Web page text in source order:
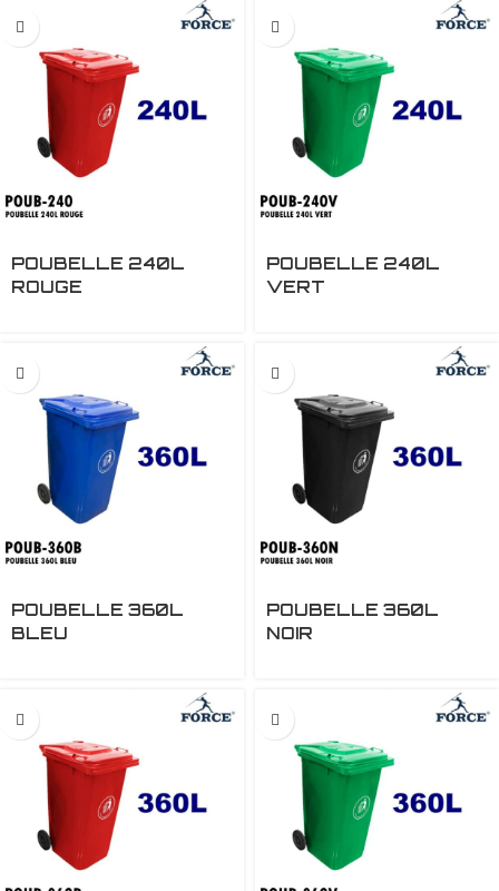
POUBELLE 240L
ROUGE
POUBELLE 240L
VERT
POUBELLE 360L
BLEU
POUBELLE 360L
NOIR